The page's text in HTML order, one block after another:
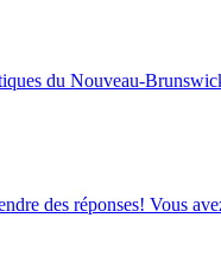
du Nouveau-
des réponses! Vous